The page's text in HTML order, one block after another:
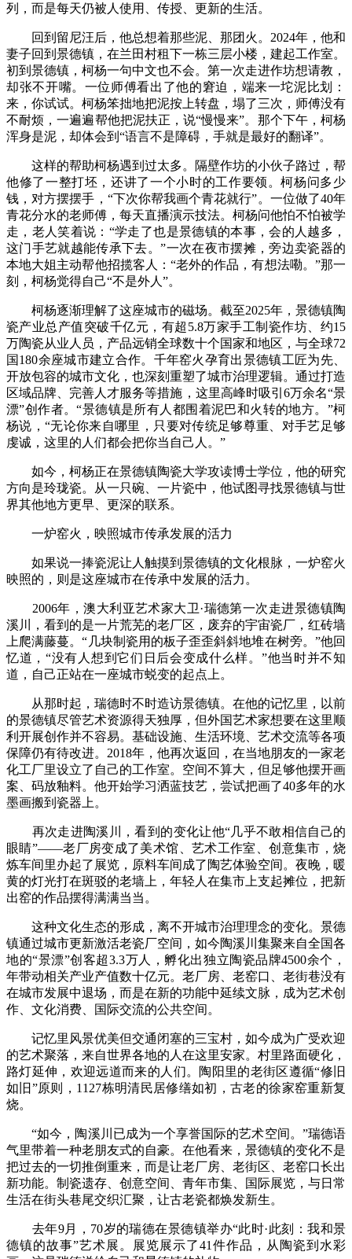
列，而是每天仍被人使用、传授、更新的生活。
回到留尼汪后，他总想着那些泥、那团火。2024年，他和
妻子回到景德镇，在兰田村租下一栋三层小楼，建起工作室。
初到景德镇，柯杨一句中文也不会。第一次走进作坊想请教，
却张不开嘴。一位师傅看出了他的窘迫，端来一坨泥比划：
来，你试试。柯杨笨拙地把泥按上转盘，塌了三次，师傅没有
不耐烦，一遍遍帮他把泥扶正，说“慢慢来”。那个下午，柯杨
浑身是泥，却体会到“语言不是障碍，手就是最好的翻译”。
这样的帮助柯杨遇到过太多。隔壁作坊的小伙子路过，帮
他修了一整打坯，还讲了一个小时的工作要领。柯杨问多少
钱，对方摆摆手，“下次你帮我画个青花就行”。一位做了40年
青花分水的老师傅，每天直播演示技法。柯杨问他怕不怕被学
走，老人笑着说：“学走了也是景德镇的本事，会的人越多，
这门手艺就越能传承下去。”一次在夜市摆摊，旁边卖瓷器的
本地大姐主动帮他招揽客人：“老外的作品，有想法嘞。”那一
刻，柯杨觉得自己“不是外人”。
柯杨逐渐理解了这座城市的磁场。截至2025年，景德镇陶
瓷产业总产值突破千亿元，有超5.8万家手工制瓷作坊、约15
万陶瓷从业人员，产品远销全球数十个国家和地区，与全球72
国180余座城市建立合作。千年窑火孕育出景德镇工匠为先、
开放包容的城市文化，也深刻重塑了城市治理逻辑。通过打造
区域品牌、完善人才服务等措施，这里高峰时吸引6万余名“景
漂”创作者。“景德镇是所有人都围着泥巴和火转的地方。”柯
杨说，“无论你来自哪里，只要对传统足够尊重、对手艺足够
虔诚，这里的人们都会把你当自己人。”
如今，柯杨正在景德镇陶瓷大学攻读博士学位，他的研究
方向是玲珑瓷。从一只碗、一片瓷中，他试图寻找景德镇与世
界其他地方更早、更深的联系。
一炉窑火，映照城市传承发展的活力
如果说一捧瓷泥让人触摸到景德镇的文化根脉，一炉窑火
映照的，则是这座城市在传承中发展的活力。
2006年，澳大利亚艺术家大卫·瑞德第一次走进景德镇陶
溪川，看到的是一片荒芜的老厂区，废弃的宇宙瓷厂，红砖墙
上爬满藤蔓。“几块制瓷用的板子歪歪斜斜地堆在树旁。”他回
忆道，“没有人想到它们日后会变成什么样。”他当时并不知
道，自己正站在一座城市蜕变的起点上。
从那时起，瑞德时不时造访景德镇。在他的记忆里，以前
的景德镇尽管艺术资源得天独厚，但外国艺术家想要在这里顺
利开展创作并不容易。基础设施、生活环境、艺术交流等各项
保障仍有待改进。2018年，他再次返回，在当地朋友的一家老
化工厂里设立了自己的工作室。空间不算大，但足够他摆开画
案、码放釉料。他开始学习洒蓝技艺，尝试把画了40多年的水
墨画搬到瓷器上。
再次走进陶溪川，看到的变化让他“几乎不敢相信自己的
眼睛”——老厂房变成了美术馆、艺术工作室、创意集市，烧
炼车间里办起了展览，原料车间成了陶艺体验空间。夜晚，暖
黄的灯光打在斑驳的老墙上，年轻人在集市上支起摊位，把新
出窑的作品摆得满满当当。
这种文化生态的形成，离不开城市治理理念的变化。景德
镇通过城市更新激活老瓷厂空间，如今陶溪川集聚来自全国各
地的“景漂”创客超3.3万人，孵化出独立陶瓷品牌4500余个，
年带动相关产业产值数十亿元。老厂房、老窑口、老街巷没有
在城市发展中退场，而是在新的功能中延续文脉，成为艺术创
作、文化消费、国际交流的公共空间。
记忆里风景优美但交通闭塞的三宝村，如今成为广受欢迎
的艺术聚落，来自世界各地的人在这里安家。村里路面硬化，
路灯延伸，欢迎远道而来的人们。陶阳里的老街区遵循“修旧
如旧”原则，1127栋明清民居修缮如初，古老的徐家窑重新复
烧。
“如今，陶溪川已成为一个享誉国际的艺术空间。”瑞德语
气里带着一种老朋友式的自豪。在他看来，景德镇的变化不是
把过去的一切推倒重来，而是让老厂房、老街区、老窑口长出
新功能。制瓷遗存、创意空间、青年市集、国际展览，与日常
生活在街头巷尾交织汇聚，让古老瓷都焕发新生。
去年9月，70岁的瑞德在景德镇举办“此时·此刻：我和景
德镇的故事”艺术展。展览展示了41件作品，从陶瓷到水彩